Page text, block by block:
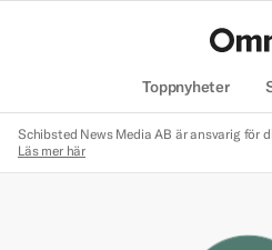
Toppnyheter
Schibsted News Media AB är ansvarig för
Läs mer här